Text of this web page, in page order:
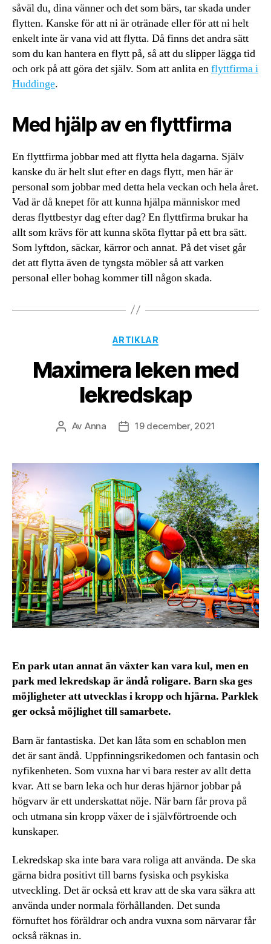
såväl du, dina vänner och det som bärs, tar skada under
flytten. Kanske för att ni är otränade eller för att ni helt
enkelt inte är vana vid att flytta. Då finns det andra sätt
som du kan hantera en flytt på, så att du slipper lägga tid
och ork på att göra det själv. Som att anlita enflyttfirma i
Huddinge.
Med hjälp av en flyttfirma
En flyttfirma jobbar med att flytta hela dagarna. Själv
kanske du är helt slut efter en dags flytt, men här är
personal som jobbar med detta hela veckan och hela året.
Vad är då knepet för att kunna hjälpa människor med
deras flyttbestyr dag efter dag? En flyttfirma brukar ha
allt som krävs för att kunna sköta flyttar på ett bra sätt.
Som lyftdon, säckar, kärror och annat. På det viset går
det att flytta även de tyngsta möbler så att varken
personal eller bohag kommer till någon skada.
Kategorier
ARTIKLAR
Maximera leken med
lekredskap
Inläggsförfattare
Av Anna Inläggsdatum
19 december, 2021
En park utan annat än växter kan vara kul, men en
park med lekredskap är ändå roligare. Barn ska ges
möjligheter att utvecklas i kropp och hjärna. Parklek
ger också möjlighet till samarbete.
Barn är fantastiska. Det kan låta som en schablon men
det är sant ändå. Uppfinningsrikedomen och fantasin och
nyfikenheten. Som vuxna har vi bara rester av allt detta
kvar. Att se barn leka och hur deras hjärnor jobbar på
högvarv är ett underskattat nöje. När barn får prova på
och utmana sin kropp växer de i självförtroende och
kunskaper.
Lekredskap ska inte bara vara roliga att använda. De ska
gärna bidra positivt till barns fysiska och psykiska
utveckling. Det är också ett krav att de ska vara säkra att
använda under normala förhållanden. Det sunda
förnuftet hos föräldrar och andra vuxna som närvarar får
också räknas in.